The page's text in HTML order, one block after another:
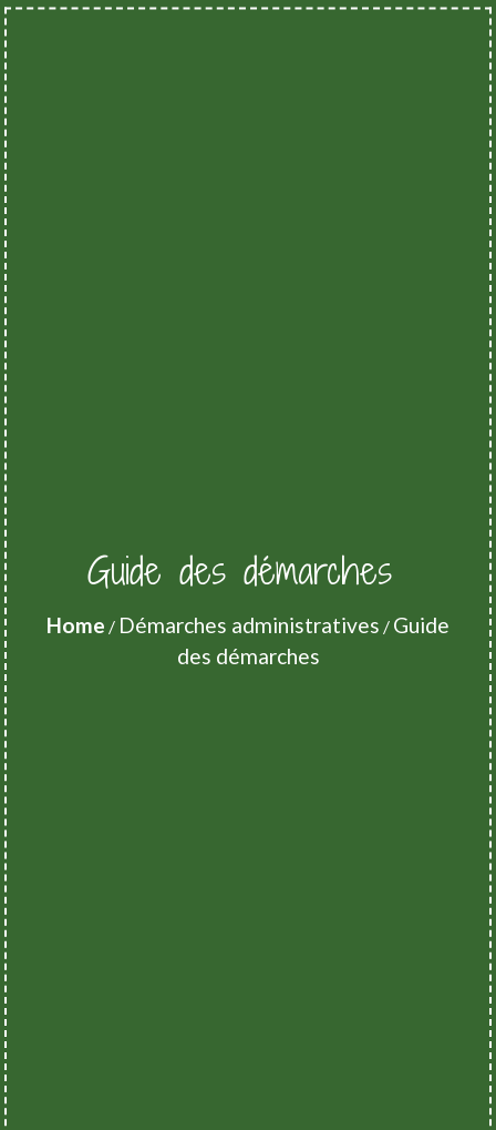
Guide des démarches
Home / Démarches administratives / Guide
des démarches